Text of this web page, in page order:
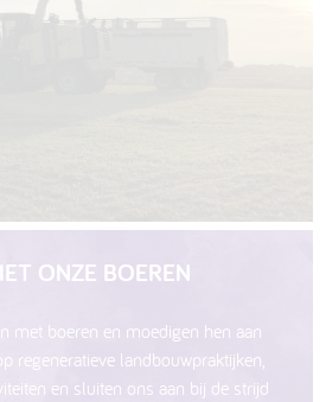
ONZE BOEREN
met boeren en moedigen hen aan
regeneratieve landbouwpraktijken,
en sluiten ons aan bij de strijd